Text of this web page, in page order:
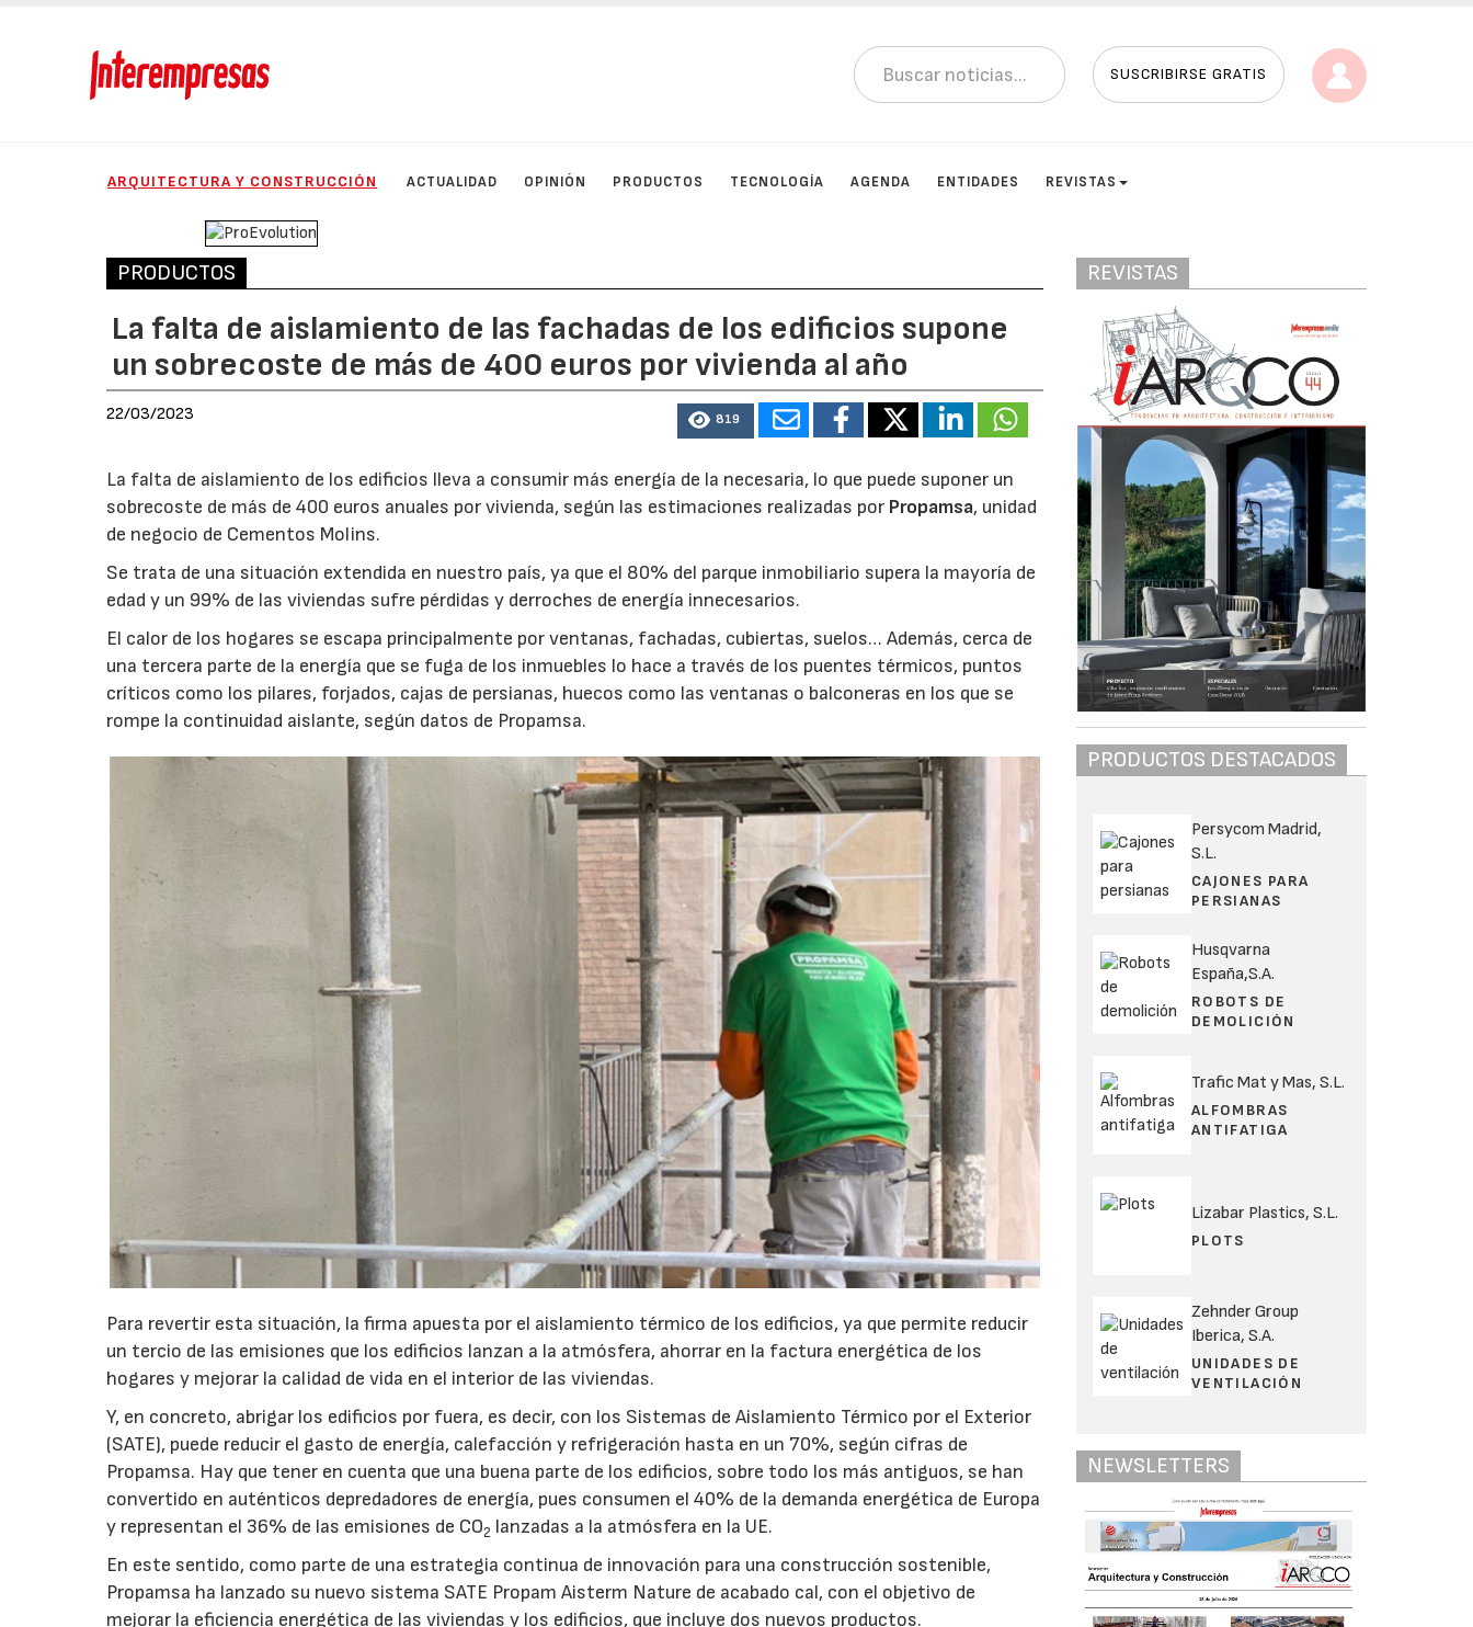
SUSCRIBIRSE GRATIS
ARQUITECTURA Y CONSTRUCCIÓN ACTUALIDAD OPINIÓN PRODUCTOS TECNOLOGÍA AGENDA ENTIDADES REVISTAS
PRODUCTOS
La falta de aislamiento de las fachadas de los edificios supone
un sobrecoste de más de 400 euros por vivienda al año
22/03/2023 819
La falta de aislamiento de los edificios lleva a consumir más energía de la necesaria, lo que puede suponer un
sobrecoste de más de 400 euros anuales por vivienda, según las estimaciones realizadas por Propamsa, unidad
de negocio de Cementos Molins.
Se trata de una situación extendida en nuestro país, ya que el 80% del parque inmobiliario supera la mayoría de
edad y un 99% de las viviendas sufre pérdidas y derroches de energía innecesarios.
El calor de los hogares se escapa principalmente por ventanas, fachadas, cubiertas, suelos… Además, cerca de
una tercera parte de la energía que se fuga de los inmuebles lo hace a través de los puentes térmicos, puntos
críticos como los pilares, forjados, cajas de persianas, huecos como las ventanas o balconeras en los que se
rompe la continuidad aislante, según datos de Propamsa.
Para revertir esta situación, la firma apuesta por el aislamiento térmico de los edificios, ya que permite reducir
un tercio de las emisiones que los edificios lanzan a la atmósfera, ahorrar en la factura energética de los
hogares y mejorar la calidad de vida en el interior de las viviendas.
Y, en concreto, abrigar los edificios por fuera, es decir, con los Sistemas de Aislamiento Térmico por el Exterior
(SATE), puede reducir el gasto de energía, calefacción y refrigeración hasta en un 70%, según cifras de
Propamsa. Hay que tener en cuenta que una buena parte de los edificios, sobre todo los más antiguos, se han
convertido en auténticos depredadores de energía, pues consumen el 40% de la demanda energética de Europa
y representan el 36% de las emisiones de CO2 lanzadas a la atmósfera en la UE.
En este sentido, como parte de una estrategia continua de innovación para una construcción sostenible,
Propamsa ha lanzado su nuevo sistema SATE Propam Aisterm Nature de acabado cal, con el objetivo de
mejorar la eficiencia energética de las viviendas y los edificios, que incluye dos nuevos productos.
REVISTAS
PRODUCTOS DESTACADOS
Persycom Madrid,
S.L.
CAJONES PARA
PERSIANAS
Husqvarna
España,S.A.
ROBOTS DE
DEMOLICIÓN
Trafic Mat y Mas, S.L.
ALFOMBRAS
ANTIFATIGA
Lizabar Plastics, S.L.
PLOTS
Zehnder Group
Iberica, S.A.
UNIDADES DE
VENTILACIÓN
NEWSLETTERS